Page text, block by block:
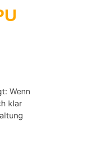
U
Wenn
klar